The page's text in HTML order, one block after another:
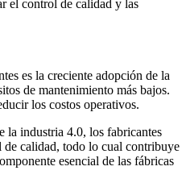
el control de calidad y las
es la creciente adopción de la
de mantenimiento más bajos.
los costos operativos.
la industria 4.0, los fabricantes
de calidad, todo lo cual contribuye
esencial de las fábricas